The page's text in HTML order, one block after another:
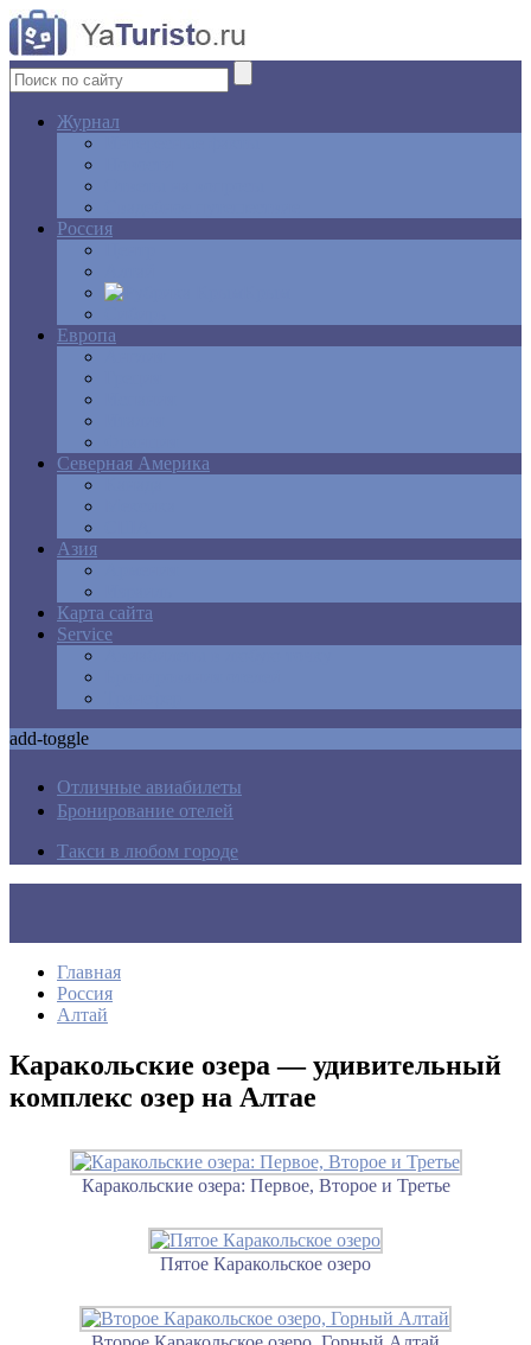
Журнал
Россия
Европа
Северная Америка
Азия
Карта сайта
Service
add-toggle
Отличные авиабилеты
Бронирование отелей
Такси в любом городе
Главная
Россия
Алтай
Каракольские озера — удивительный
комплекс озер на Алтае
Каракольские озера: Первое, Второе и Третье
Пятое Каракольское озеро